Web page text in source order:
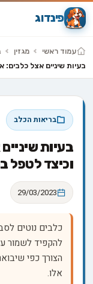
פינדוג
עמוד ראשי מגזין
בעיות שיניים אצל כלבים:
בריאות הכלב
בעיות
וכיצד לטפל
29/03/2023
כלבים נוטים
להקפיד לשמור
הצורך כפי
אלו.